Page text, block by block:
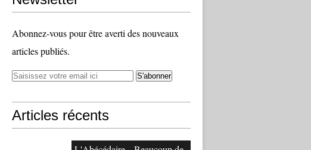
Abonnez-vous pour être averti des nouveaux
articles publiés.
Articles récents